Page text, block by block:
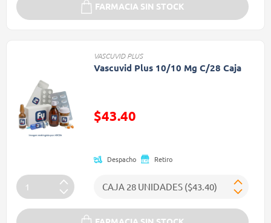
FARMACIA SIN STOCK
VASCUVID PLUS
Vascuvid Plus 10/10 Mg C/28 Caja
Precio reducido de
$43.40
Despacho Retiro